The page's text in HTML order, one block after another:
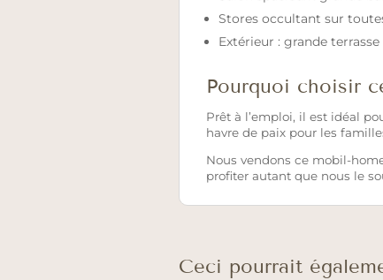
Stores occultant sur
Extérieur : grande
Pourquoi choisir
Prêt à l’emploi, il est idéal
havre de paix pour les
Nous vendons ce mobil-
profiter autant que nous le
Ceci pourrait